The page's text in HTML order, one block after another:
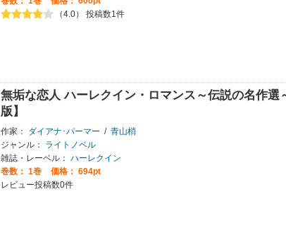
（4.0） 投稿数1件
無垢な恋人 ハーレクイン・ロマンス～伝説の名作選
版】
作家： ダイアナ･パーマー / 青山梢
ジャンル：
ライトノベル
雑誌・レーベル： ハーレクイン
巻数： 1巻
価格： 694pt
レビュー投稿数0件